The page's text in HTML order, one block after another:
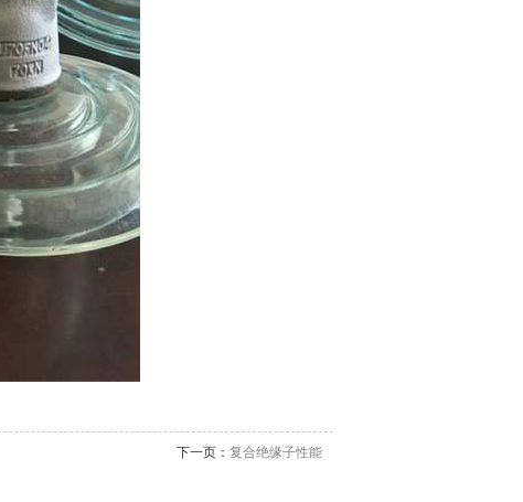
下一页： 复合绝缘子性能